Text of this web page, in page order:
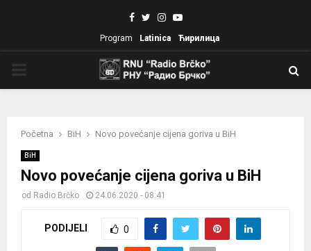
Facebook
TwitterInstagram
Youtube
Program Latinica Ћирилица
Početna BiH Novo povećanje cijena goriva u BiH
BiH
Novo povećanje cijena goriva u BiH
od Radio Brčko 24.06.2020 - 08:41
PODIJELI 0